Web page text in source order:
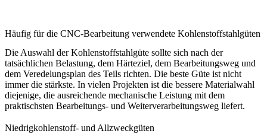
Häufig für die CNC-Bearbeitung verwendete Kohlenstoffstahlgüten
Die Auswahl der Kohlenstoffstahlgüte sollte sich nach der
tatsächlichen Belastung, dem Härteziel, dem Bearbeitungsweg und
dem Veredelungsplan des Teils richten. Die beste Güte ist nicht
immer die stärkste. In vielen Projekten ist die bessere Materialwahl
diejenige, die ausreichende mechanische Leistung mit dem
praktischsten Bearbeitungs- und Weiterverarbeitungsweg liefert.
Niedrigkohlenstoff- und Allzweckgüten